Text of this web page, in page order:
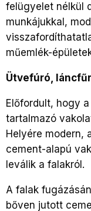
felügyelet nélkül
munkájukkal,
műemlék-
Ütvefúró,
Előfordult, hogy
tartalmazó
Helyére modern,
cement-alapú
leválik a falakról.
A falak
bőven jutott